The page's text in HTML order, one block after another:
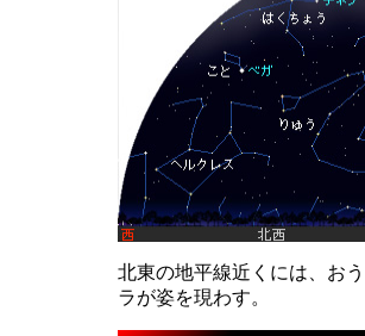
北東の地平線近くには、お
ラが姿を現わす。